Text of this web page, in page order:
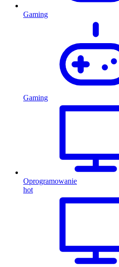
Gaming
Gaming
Oprogramowanie
hot